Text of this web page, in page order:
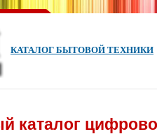
КАТАЛОГ БЫТОВОЙ ТЕХНИКИ
каталог